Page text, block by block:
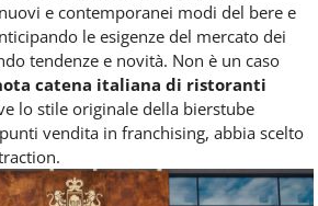
e contemporanei modi del bere e
le esigenze del mercato dei
tendenze e novità. Non è un caso
catena italiana di ristoranti
lo stile originale della bierstube
vendita in franchising, abbia scelto